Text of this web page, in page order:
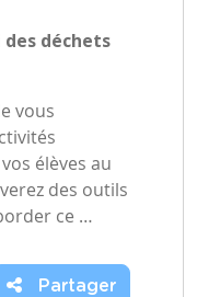
déchets
vous
élèves au
des outils
ce …
Partager